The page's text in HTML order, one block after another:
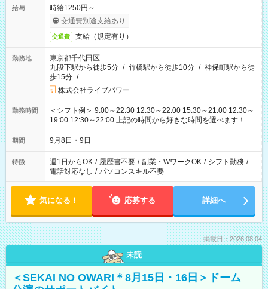
給与
時給1250円～
交通費別途支給あり
交通費 支給（規定有り）
勤務地
東京都千代田区
九段下駅から徒歩5分 / 竹橋駅から徒歩10分 / 神保町駅から徒
歩15分 / …
株式会社ライブパワー
勤務時間
＜シフト例＞ 9:00～22:30 12:30～22:00 15:30～21:00 12:30～
19:00 12:30～22:00 上記の時間から好きな時間を選べます！ ※
時間は変更となる可能性があります
期間 9月8日・9日
特徴 週1日からOK / 履歴書不要 / 副業・WワークOK / シフト勤務 /
電話対応なし / パソコンスキル不要
気になる！ 応募する 詳細へ
掲載日：2026.08.04
未読
＜SEKAI NO OWARI＊8月15日・16日＞ドーム